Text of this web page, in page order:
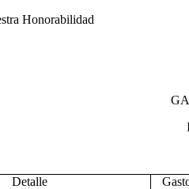
Honorabilidad
Detalle